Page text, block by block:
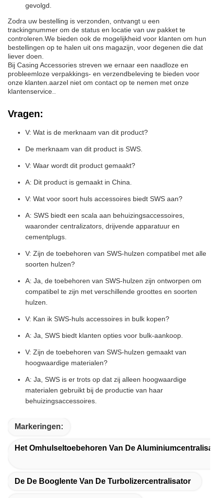
gevolgd.
Zodra uw bestelling is verzonden, ontvangt u een
trackingnummer om de status en locatie van uw pakket te
controleren.We bieden ook de mogelijkheid voor klanten om hun
bestellingen op te halen uit ons magazijn, voor degenen die dat
liever doen.
Bij Casing Accessories streven we ernaar een naadloze en
probleemloze verpakkings- en verzendbeleving te bieden voor
onze klanten.aarzel niet om contact op te nemen met onze
klantenservice..
Vragen:
V: Wat is de merknaam van dit product?
De merknaam van dit product is SWS.
V: Waar wordt dit product gemaakt?
A: Dit product is gemaakt in China.
V: Wat voor soort huls accessoires biedt SWS aan?
A: SWS biedt een scala aan behuizingsaccessoires,
waaronder centralizators, drijvende apparatuur en
cementplugs.
V: Zijn de toebehoren van SWS-hulzen compatibel met alle
soorten hulzen?
A: Ja, de toebehoren van SWS-hulzen zijn ontworpen om
compatibel te zijn met verschillende groottes en soorten
hulzen.
V: Kan ik SWS-huls accessoires in bulk kopen?
A: Ja, SWS biedt klanten opties voor bulk-aankoop.
V: Zijn de toebehoren van SWS-hulzen gemaakt van
hoogwaardige materialen?
A: Ja, SWS is er trots op dat zij alleen hoogwaardige
materialen gebruikt bij de productie van haar
behuizingsaccessoires.
Markeringen:
Het Omhulseltoebehoren Van De
De De Booglente Van De Turbolizercentralisator